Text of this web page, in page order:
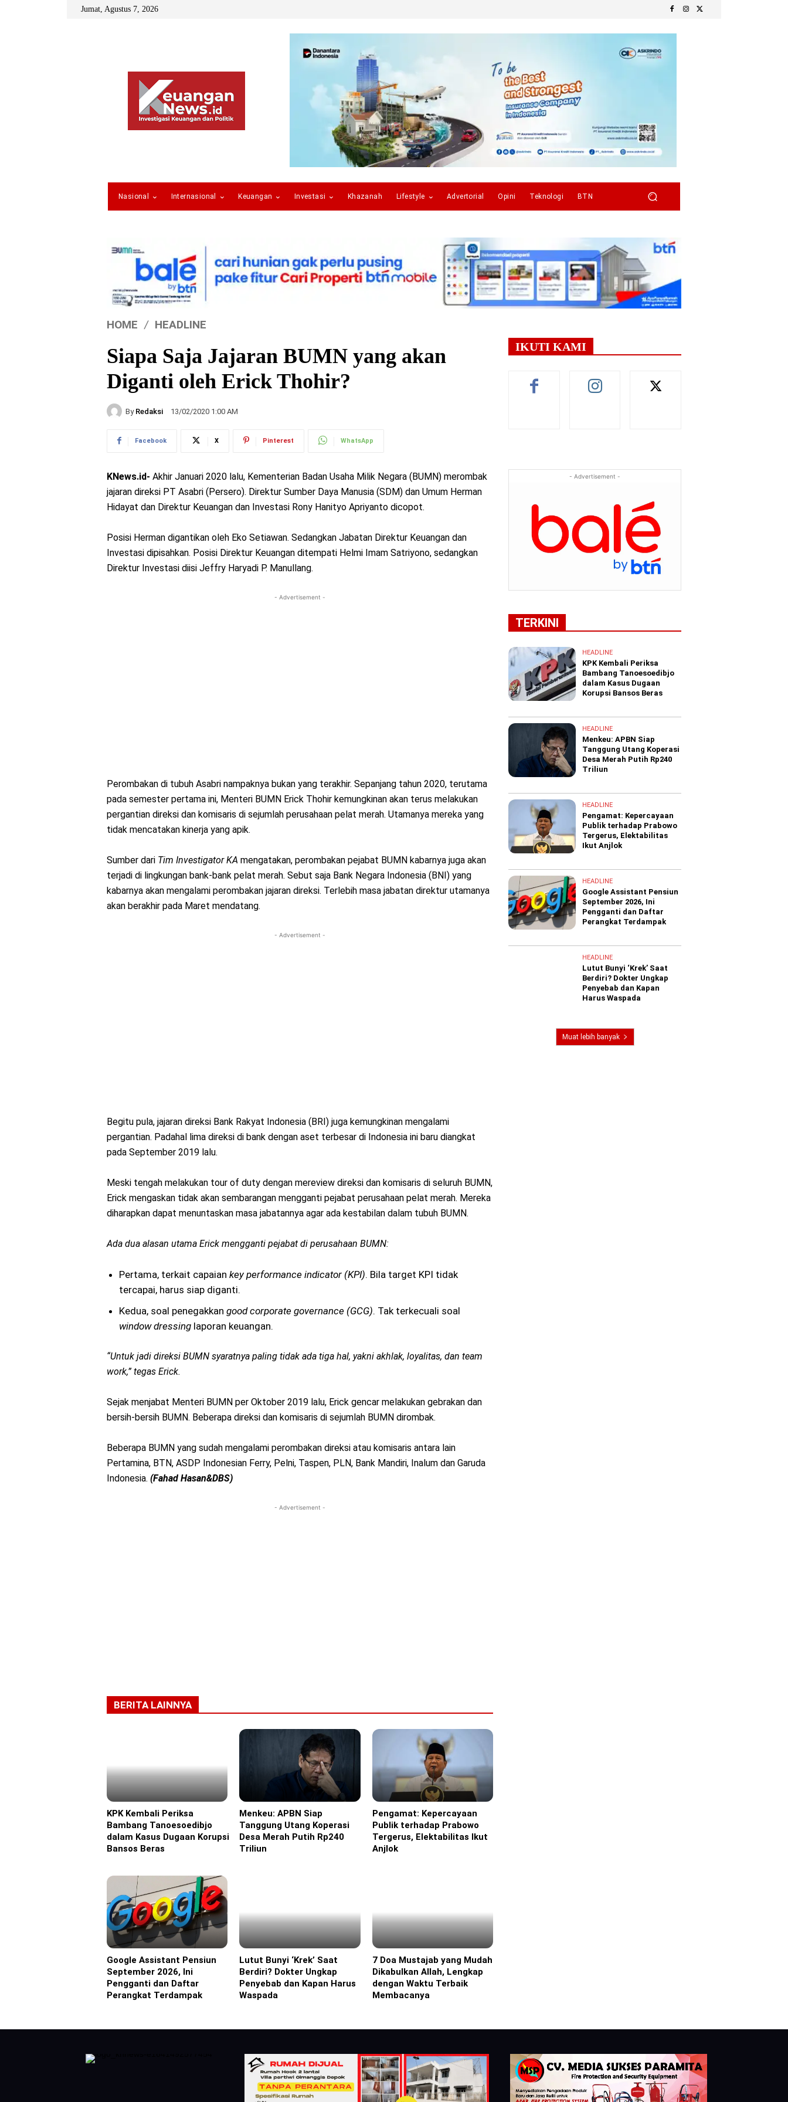
Jumat, Agustus 7, 2026
Nasional Internasional Keuangan Investasi Khazanah Lifestyle Advertorial Opini Teknologi BTN
HOME HEADLINE
Siapa Saja Jajaran BUMN yang akan
Diganti oleh Erick Thohir?
By Redaksi 13/02/2020 1:00 AM
Facebook X Pinterest WhatsApp
KNews.id- Akhir Januari 2020 lalu, Kementerian Badan Usaha Milik Negara (BUMN) merombak
jajaran direksi PT Asabri (Persero). Direktur Sumber Daya Manusia (SDM) dan Umum Herman
Hidayat dan Direktur Keuangan dan Investasi Rony Hanityo Apriyanto dicopot.
Posisi Herman digantikan oleh Eko Setiawan. Sedangkan Jabatan Direktur Keuangan dan
Investasi dipisahkan. Posisi Direktur Keuangan ditempati Helmi Imam Satriyono, sedangkan
Direktur Investasi diisi Jeffry Haryadi P. Manullang.
- Advertisement -
Perombakan di tubuh Asabri nampaknya bukan yang terakhir. Sepanjang tahun 2020, terutama
pada semester pertama ini, Menteri BUMN Erick Thohir kemungkinan akan terus melakukan
pergantian direksi dan komisaris di sejumlah perusahaan pelat merah. Utamanya mereka yang
tidak mencatakan kinerja yang apik.
Sumber dari Tim Investigator KA mengatakan, perombakan pejabat BUMN kabarnya juga akan
terjadi di lingkungan bank-bank pelat merah. Sebut saja Bank Negara Indonesia (BNI) yang
kabarnya akan mengalami perombakan jajaran direksi. Terlebih masa jabatan direktur utamanya
akan berakhir pada Maret mendatang.
- Advertisement -
Begitu pula, jajaran direksi Bank Rakyat Indonesia (BRI) juga kemungkinan mengalami
pergantian. Padahal lima direksi di bank dengan aset terbesar di Indonesia ini baru diangkat
pada September 2019 lalu.
Meski tengah melakukan tour of duty dengan mereview direksi dan komisaris di seluruh BUMN,
Erick mengaskan tidak akan sembarangan mengganti pejabat perusahaan pelat merah. Mereka
diharapkan dapat menuntaskan masa jabatannya agar ada kestabilan dalam tubuh BUMN.
Ada dua alasan utama Erick mengganti pejabat di perusahaan BUMN:
Pertama, terkait capaian key performance indicator (KPI). Bila target KPI tidak
tercapai, harus siap diganti.
Kedua, soal penegakkan good corporate governance (GCG). Tak terkecuali soal
window dressing laporan keuangan.
“Untuk jadi direksi BUMN syaratnya paling tidak ada tiga hal, yakni akhlak, loyalitas, dan team
work,” tegas Erick.
Sejak menjabat Menteri BUMN per Oktober 2019 lalu, Erick gencar melakukan gebrakan dan
bersih-bersih BUMN. Beberapa direksi dan komisaris di sejumlah BUMN dirombak.
Beberapa BUMN yang sudah mengalami perombakan direksi atau komisaris antara lain
Pertamina, BTN, ASDP Indonesian Ferry, Pelni, Taspen, PLN, Bank Mandiri, Inalum dan Garuda
Indonesia. (Fahad Hasan&DBS)
- Advertisement -
BERITA LAINNYA
Headline
KPK Kembali Periksa
Bambang Tanoesoedibjo
dalam Kasus Dugaan Korupsi
Bansos Beras
Headline
Menkeu: APBN Siap
Tanggung Utang Koperasi
Desa Merah Putih Rp240
Triliun
Headline
Pengamat: Kepercayaan
Publik terhadap Prabowo
Tergerus, Elektabilitas Ikut
Anjlok
Headline
Google Assistant Pensiun
September 2026, Ini
Pengganti dan Daftar
Perangkat Terdampak
Headline
Lutut Bunyi ‘Krek’ Saat
Berdiri? Dokter Ungkap
Penyebab dan Kapan Harus
Waspada
Headline
7 Doa Mustajab yang Mudah
Dikabulkan Allah, Lengkap
dengan Waktu Terbaik
Membacanya
IKUTI KAMI
- Advertisement -
TERKINI
HEADLINE
KPK Kembali Periksa
Bambang Tanoesoedibjo
dalam Kasus Dugaan
Korupsi Bansos Beras
HEADLINE
Menkeu: APBN Siap
Tanggung Utang Koperasi
Desa Merah Putih Rp240
Triliun
HEADLINE
Pengamat: Kepercayaan
Publik terhadap Prabowo
Tergerus, Elektabilitas
Ikut Anjlok
HEADLINE
Google Assistant Pensiun
September 2026, Ini
Pengganti dan Daftar
Perangkat Terdampak
HEADLINE
Lutut Bunyi ‘Krek’ Saat
Berdiri? Dokter Ungkap
Penyebab dan Kapan
Harus Waspada
Muat lebih banyak